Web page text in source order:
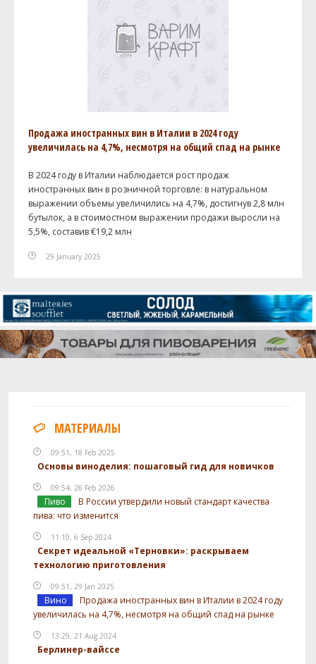
Продажа иностранных вин в Италии в 2024 году
увеличилась на 4,7%, несмотря на общий спад на рынке
В 2024 году в Италии наблюдается рост продаж
иностранных вин в розничной торговле: в натуральном
выражении объемы увеличились на 4,7%, достигнув 2,8 млн
бутылок, а в стоимостном выражении продажи выросли на
5,5%, составив €19,2 млн
29 January 2025
МАТЕРИАЛЫ
09:51, 18 Feb 2025
Основы виноделия: пошаговый гид для новичков
09:54, 26 Feb 2026
Пиво
В России утвердили новый стандарт качества
пива: что изменится
11:10, 6 Sep 2024
Секрет идеальной «Терновки»: раскрываем
технологию приготовления
09:51, 29 Jan 2025
Вино
Продажа иностранных вин в Италии в 2024 году
увеличилась на 4,7%, несмотря на общий спад на рынке
13:29, 21 Aug 2024
Берлинер-вайссе